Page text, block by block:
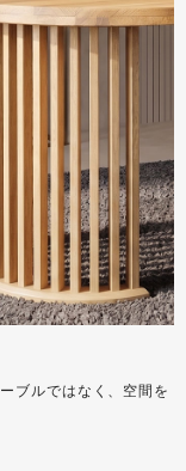
ブルではなく、空間を